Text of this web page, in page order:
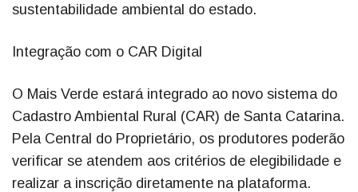
sustentabilidade ambiental do estado.
Integração com o CAR Digital
O Mais Verde estará integrado ao novo sistema do
Cadastro Ambiental Rural (CAR) de Santa Catarina.
Pela Central do Proprietário, os produtores poderão
verificar se atendem aos critérios de elegibilidade e
realizar a inscrição diretamente na plataforma.